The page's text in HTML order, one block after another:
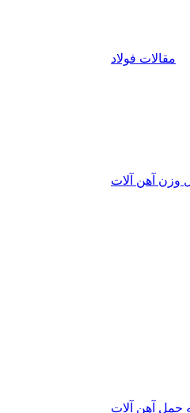
مقالات فولاد
وزن آهن آلات
حمل آهن آلات